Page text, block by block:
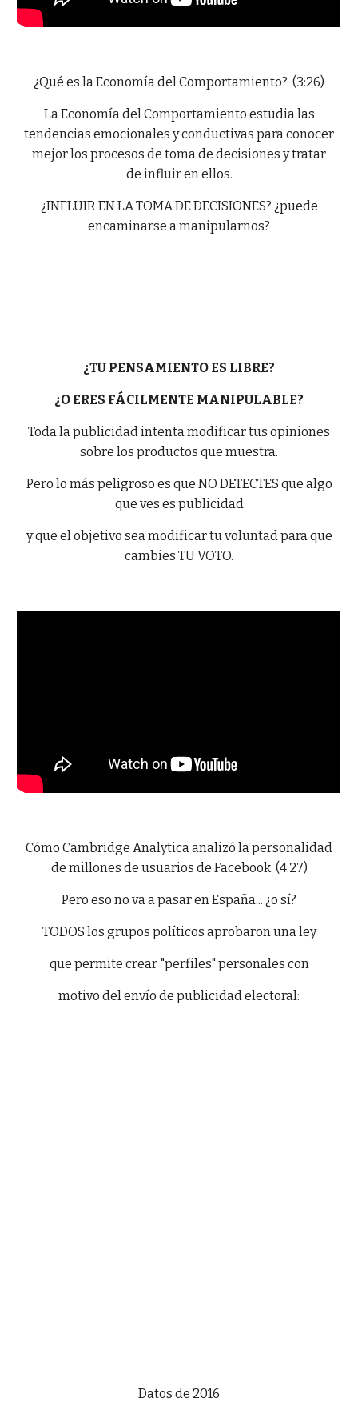
¿Qué es la Economía del Comportamiento? (3:26)
La Economía del Comportamiento estudia las
tendencias emocionales y conductivas para conocer
mejor los procesos de toma de decisiones y tratar
de influir en ellos.
¿INFLUIR EN LA TOMA DE DECISIONES? ¿puede
encaminarse a manipularnos?
¿TU PENSAMIENTO ES LIBRE?
¿O ERES FÁCILMENTE MANIPULABLE?
Toda la publicidad intenta modificar tus opiniones
sobre los productos que muestra.
Pero lo más peligroso es que NO DETECTES que algo
que ves es publicidad
y que el objetivo sea modificar tu voluntad para que
cambies TU VOTO.
Cómo Cambridge Analytica analizó la personalidad
de millones de usuarios de Facebook (4:27)
Pero eso no va a pasar en España... ¿o sí?
TODOS los grupos políticos aprobaron una ley
que permite crear "perfiles" personales con
motivo del envío de publicidad electoral:
Datos de 2016